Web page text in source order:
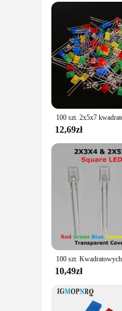
When it comes
reliability every
or illumination,
12,69zł
10,49zł